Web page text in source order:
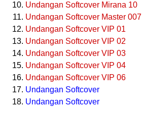
Undangan Softcover Mirana 10
Undangan Softcover Master 007
Undangan Softcover VIP 01
Undangan Softcover VIP 02
Undangan Softcover VIP 03
Undangan Softcover VIP 04
Undangan Softcover VIP 06
Undangan Softcover
Undangan Softcover